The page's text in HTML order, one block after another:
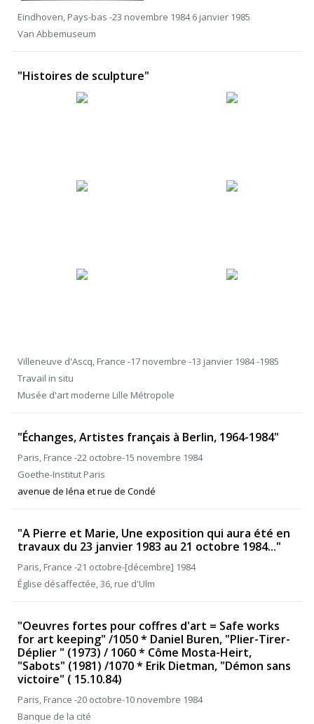
Eindhoven, Pays-bas -23 novembre 1984 6 janvier 1985
Van Abbemuseum
"Histoires de sculpture"
Villeneuve d'Ascq, France -17 novembre -13 janvier 1984 -1985
Travail in situ
Musée d'art moderne Lille Métropole
"Échanges, Artistes français à Berlin, 1964-1984"
Paris, France -22 octobre-15 novembre 1984
Goethe-Institut Paris
avenue de Iéna et rue de Condé
"A Pierre et Marie, Une exposition qui aura été en
travaux du 23 janvier 1983 au 21 octobre 1984..."
Paris, France -21 octobre-[décembre] 1984
Église désaffectée, 36, rue d'Ulm
"Oeuvres fortes pour coffres d'art = Safe works
for art keeping" /1050 * Daniel Buren, "Plier-Tirer-
Déplier " (1973) / 1060 * Côme Mosta-Heirt,
"Sabots" (1981) /1070 * Erik Dietman, "Démon sans
victoire" ( 15.10.84)
Paris, France -20 octobre-10 novembre 1984
Banque de la cité